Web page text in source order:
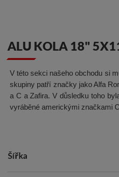
ALU KOLA 18"
V této sekci našeho obchodu si
skupiny patří značky jako Alfa
a C a Zafira. V důsledku toho
vyráběné americkými značkami
Šířka